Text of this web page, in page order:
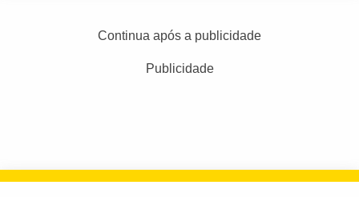
Continua após a publicidade
Publicidade